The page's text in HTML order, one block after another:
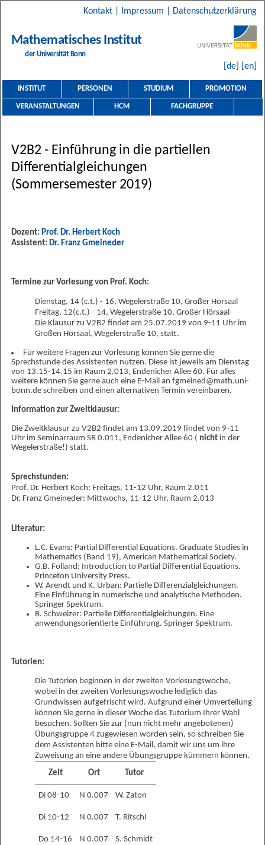
Kontakt Impressum Datenschutzerklärung
Mathematisches Institut
der Universität Bonn
[de] [en]
INSTITUT PERSONEN STUDIUM PROMOTION
VERANSTALTUNGEN HCM FACHGRUPPE
V2B2 - Einführung in die partiellen
Differentialgleichungen
(Sommersemester 2019)
Dozent: Prof. Dr. Herbert Koch
Assistent: Dr. Franz Gmeineder
Termine zur Vorlesung von Prof. Koch:
Dienstag, 14 (c.t.) - 16, Wegelerstraße 10, Großer Hörsaal
Freitag, 12(c.t.) - 14, Wegelerstraße 10, Großer Hörsaal
Die Klausur zu V2B2 findet am 25.07.2019 von 9-11 Uhr im
Großen Hörsaal, Wegelerstraße 10, statt.
Für weitere Fragen zur Vorlesung können Sie gerne die
Sprechstunde des Assistenten nutzen. Diese ist jeweils am Dienstag
von 13.15-14.15 im Raum 2.013, Endenicher Allee 60. Für alles
weitere können Sie gerne auch eine E-Mail an fgmeined@math.uni-
bonn.de schreiben und einen alternativen Termin vereinbaren.
Information zur Zweitklausur:
Die Zweitklausur zu V2B2 findet am 13.09.2019 findet von 9-11
Uhr im Seminarraum SR 0.011, Endenicher Allee 60 ( nicht in der
Wegelerstraße!) statt.
Sprechstunden:
Prof. Dr. Herbert Koch: Freitags, 11-12 Uhr, Raum 2.011
Dr. Franz Gmeineder: Mittwochs, 11-12 Uhr, Raum 2.013
Literatur:
L.C. Evans: Partial Differential Equations. Graduate Studies in
Mathematics (Band 19), American Mathematical Society.
G.B. Folland: Introduction to Partial Differential Equations.
Princeton University Press.
W. Arendt und K. Urban: Partielle Differenzialgleichungen.
Eine Einführung in numerische und analytische Methoden.
Springer Spektrum.
B. Schweizer: Partielle Differentialgleichungen. Eine
anwendungsorientierte Einführung. Springer Spektrum.
Tutorien:
Die Tutorien beginnen in der zweiten Vorlesungswoche,
wobei in der zweiten Vorlesungswoche lediglich das
Grundwissen aufgefrischt wird. Aufgrund einer Umverteilung
können Sie gerne in dieser Woche das Tutorium Ihrer Wahl
besuchen. Sollten Sie zur (nun nicht mehr angebotenen)
Übungsgruppe 4 zugewiesen worden sein, so schreiben Sie
dem Assistenten bitte eine E-Mail, damit wir uns um ihre
Zuweisung an eine andere Übungsgruppe kümmern können.
Zeit
Ort Tutor
Di 08-10 N 0.007 W. Zaton
Di 10-12 N 0.007 T. Ritschl
Do 14-16 N 0.007 S. Schmidt